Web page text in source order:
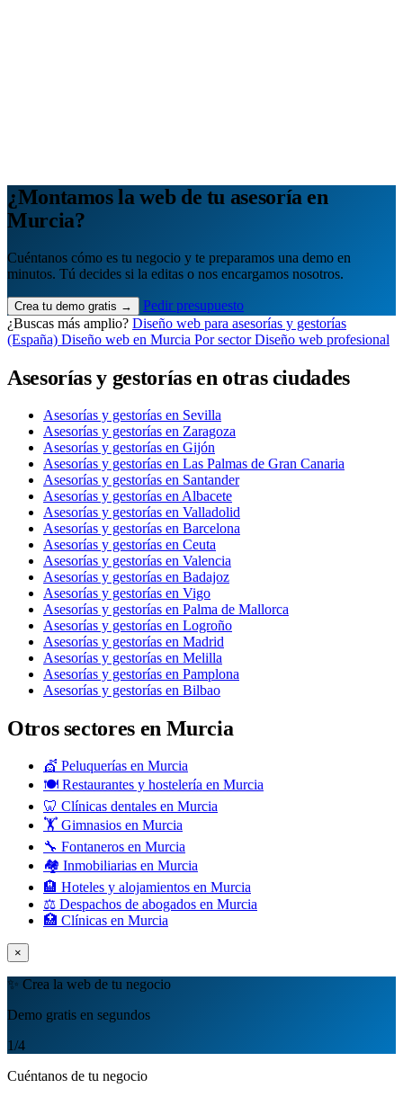
Quiero mi panel
¿Montamos la web de tu asesoría en
Murcia?
Cuéntanos cómo es tu negocio y te preparamos una demo en
minutos. Tú decides si la editas o nos encargamos nosotros.
Crea tu demo gratis →
Pedir presupuesto
¿Buscas más amplio? Diseño web para asesorías y gestorías
(España) Diseño web en Murcia Por sectorDiseño web profesional
Asesorías y gestorías en otras ciudades
Asesorías y gestorías en Sevilla
Asesorías y gestorías en Zaragoza
Asesorías y gestorías en Gijón
Asesorías y gestorías en Las Palmas de Gran Canaria
Asesorías y gestorías en Santander
Asesorías y gestorías en Albacete
Asesorías y gestorías en Valladolid
Asesorías y gestorías en Barcelona
Asesorías y gestorías en Ceuta
Asesorías y gestorías en Valencia
Asesorías y gestorías en Badajoz
Asesorías y gestorías en Vigo
Asesorías y gestorías en Palma de Mallorca
Asesorías y gestorías en Logroño
Asesorías y gestorías en Madrid
Asesorías y gestorías en Melilla
Asesorías y gestorías en Pamplona
Asesorías y gestorías en Bilbao
Otros sectores en Murcia
💇 Peluquerías en Murcia
🍽️ Restaurantes y hostelería en Murcia
🦷 Clínicas dentales en Murcia
🏋️ Gimnasios en Murcia
🔧 Fontaneros en Murcia
🏘️ Inmobiliarias en Murcia
🏨 Hoteles y alojamientos en Murcia
⚖️ Despachos de abogados en Murcia
🏥 Clínicas en Murcia
×
✨ Crea la web de tu negocio
Demo gratis en segundos
1/4
Cuéntanos de tu negocio